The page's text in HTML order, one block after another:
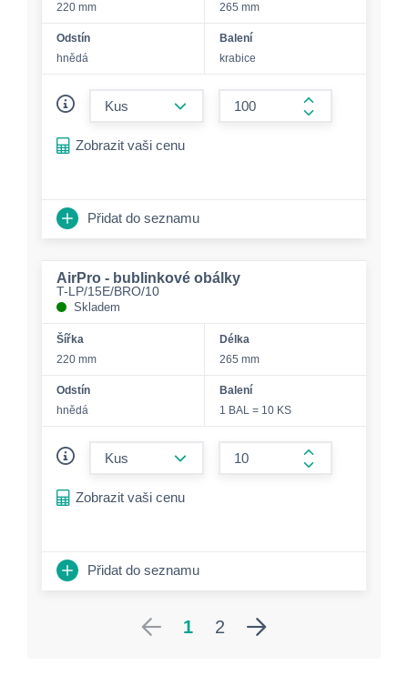
220 mm
265 mm
Odstín
hnědá
Balení
krabice
form.increase-
Zobrazit vaši cenu
Přidat do seznamu
AirPro - bublinkové obálky
T-LP/15E/BRO/10
Skladem
Šířka
220 mm
Délka
265 mm
Odstín
hnědá
Balení
1 BAL = 10 KS
form.increase-
Zobrazit vaši cenu
Přidat do seznamu
1 2